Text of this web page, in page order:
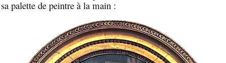
sa palette de peintre à la main :